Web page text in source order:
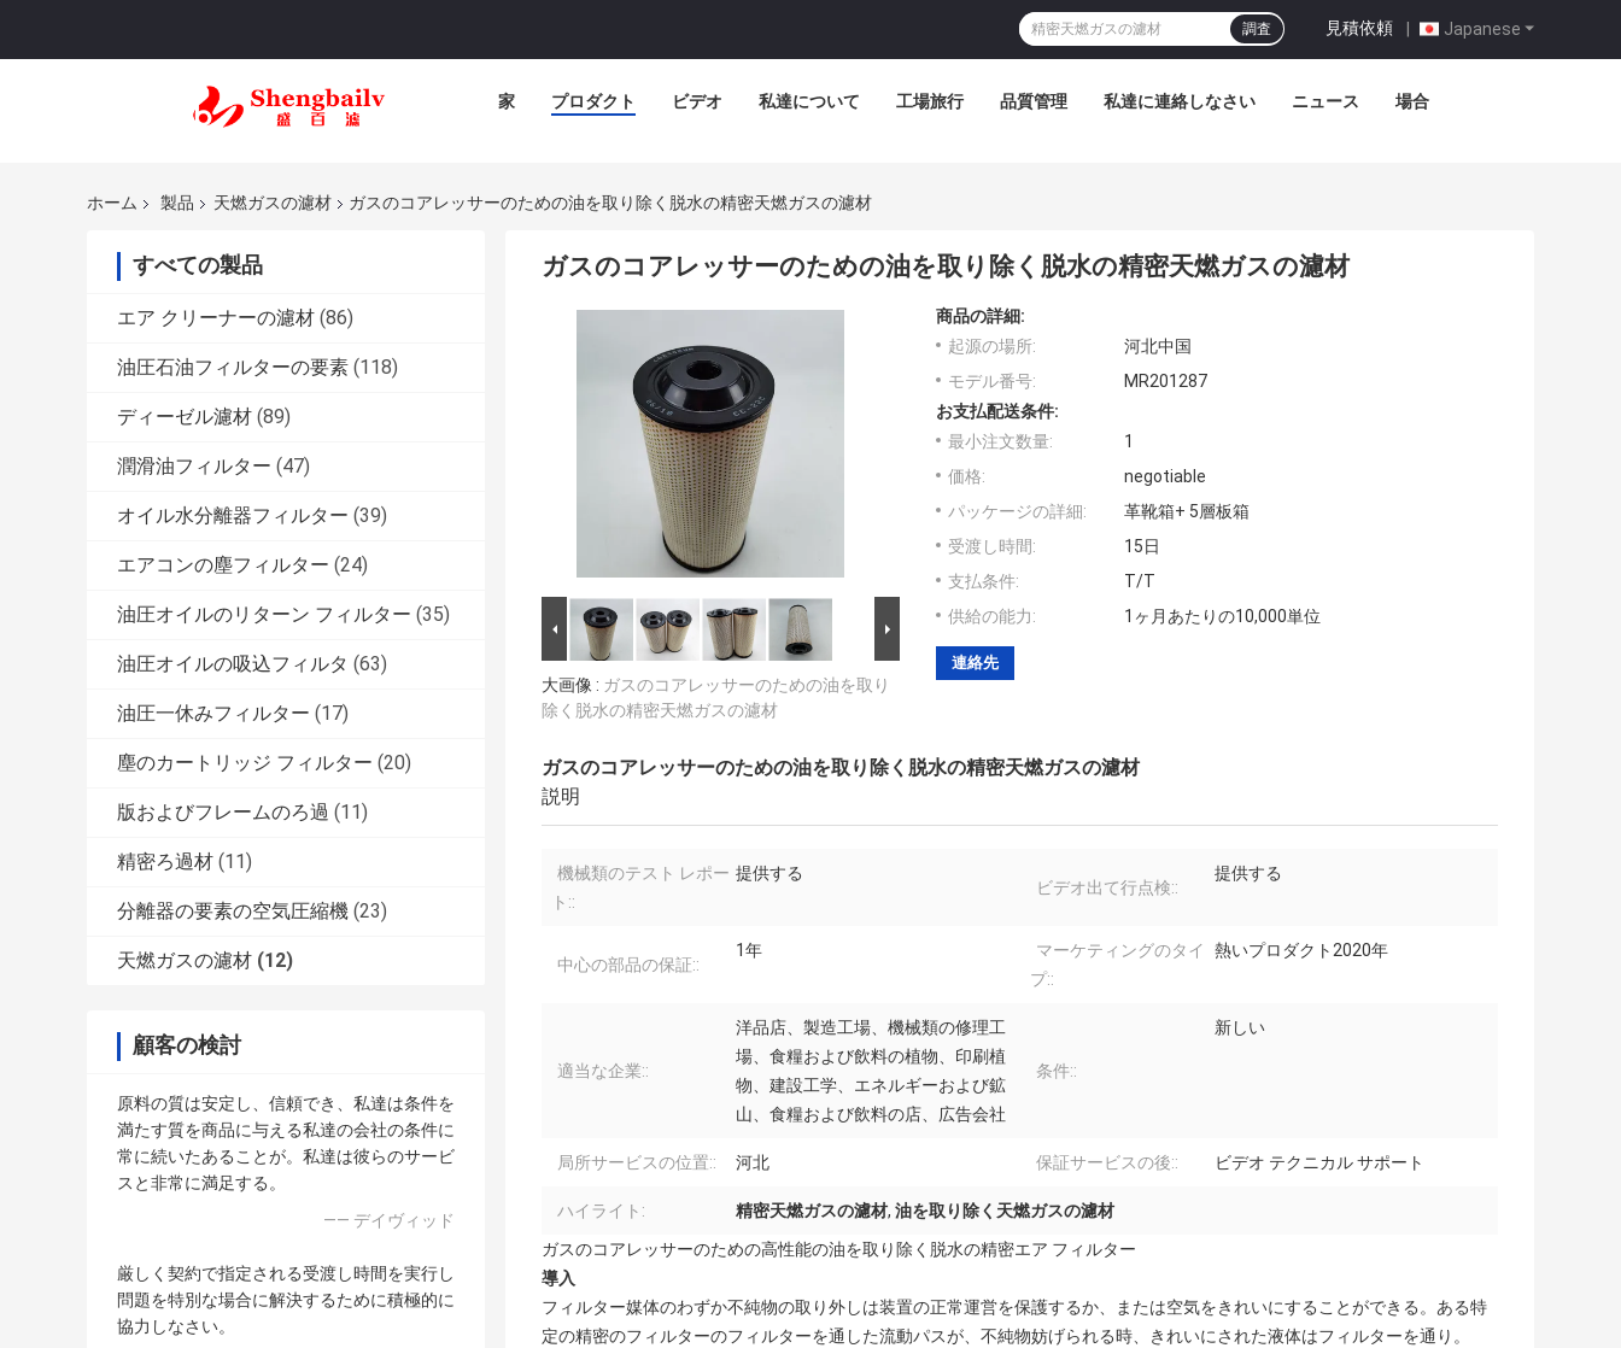
Japanese
見積依頼 |
調査
家 プロダクト ビデオ 私達について 工場旅行 品質管理 私達に連絡しなさい ニュース 場合
ホーム 製品 天燃ガスの濾材 ガスのコアレッサーのための油を取り除く脱水の精密天燃ガスの濾材
すべての製品
エア クリーナーの濾材 (86)
油圧石油フィルターの要素 (118)
ディーゼル濾材 (89)
潤滑油フィルター (47)
オイル水分離器フィルター (39)
エアコンの塵フィルター (24)
油圧オイルのリターン フィルター (35)
油圧オイルの吸込フィルタ (63)
油圧一休みフィルター (17)
塵のカートリッジ フィルター (20)
版およびフレームのろ過 (11)
精密ろ過材 (11)
分離器の要素の空気圧縮機 (23)
天燃ガスの濾材 (12)
顧客の検討
原料の質は安定し、信頼でき、私達は条件を
満たす質を商品に与える私達の会社の条件に
常に続いたあることが。私達は彼らのサービ
スと非常に満足する。
—— デイヴィッド
厳しく契約で指定される受渡し時間を実行し
問題を特別な場合に解決するために積極的に
協力しなさい。
ガスのコアレッサーのための油を取り除く脱水の精密天燃ガスの濾材
大画像 : ガスのコアレッサーのための油を取り
除く脱水の精密天燃ガスの濾材
商品の詳細:
起源の場所:
河北中国
モデル番号:
MR201287
お支払配送条件:
最小注文数量:
1
価格:
negotiable
パッケージの詳細:
革靴箱+ 5層板箱
受渡し時間:
15日
支払条件:
T/T
供給の能力:
1ヶ月あたりの10,000単位
連絡先
ガスのコアレッサーのための油を取り除く脱水の精密天燃ガスの濾材
説明
機械類のテスト レポー
ト::
提供する
ビデオ出て行点検::
提供する
中心の部品の保証::
1年
マーケティングのタイ
プ::
熱いプロダクト2020年
適当な企業::
洋品店、製造工場、機械類の修理工
場、食糧および飲料の植物、印刷植
物、建設工学、エネルギーおよび鉱
山、食糧および飲料の店、広告会社
条件::
新しい
局所サービスの位置:: 河北 保証サービスの後:: ビデオ テクニカル サポート
ハイライト: 精密天燃ガスの濾材, 油を取り除く天燃ガスの濾材
ガスのコアレッサーのための高性能の油を取り除く脱水の精密エア フィルター
導入
フィルター媒体のわずか不純物の取り外しは装置の正常運営を保護するか、または空気をきれいにすることができる。ある特
定の精密のフィルターのフィルターを通した流動パスが、不純物妨げられる時、きれいにされた液体はフィルターを通り。